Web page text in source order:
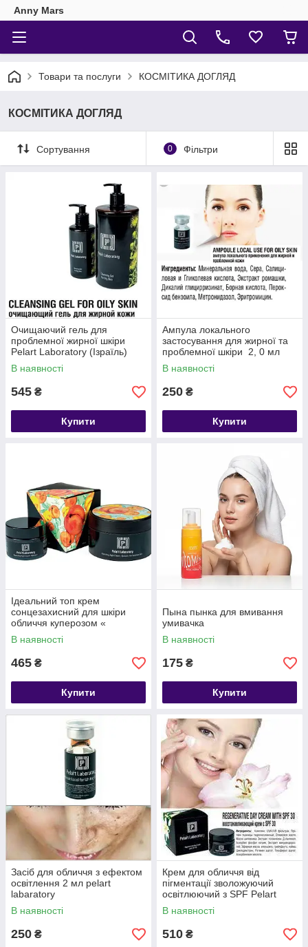
Anny Mars
Товари та послуги КОСМІТИКА ДОГЛЯД
КОСМІТИКА ДОГЛЯД
Сортування 0 Фільтри
Очищаючий гель для
проблемної жирної шкіри
Pelart Laboratory (Ізраїль)
В наявності
545 ₴
Купити
Ампула локального
застосування для жирної та
проблемної шкіри 2, 0 мл
В наявності
250 ₴
Купити
Ідеальний топ крем
сонцезахисний для шкіри
обличчя куперозом «
COUPEROSE» SPF 15 50 мл
В наявності
465 ₴
Купити
Пына пынка для вмивання
умивачка
В наявності
175 ₴
Купити
Засіб для обличчя з ефектом
освітлення 2 мл pelart
labaratory
В наявності
250 ₴
Крем для обличчя від
пігментації зволожуючий
освітлюючий з SPF Pelart
Laboratory
В наявності
510 ₴